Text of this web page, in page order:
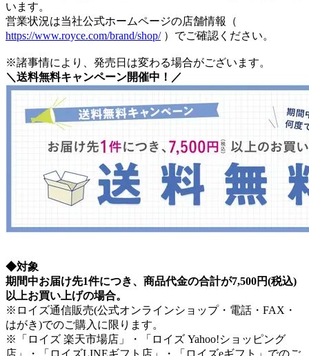
います。
営業状況は当社公式ホームページの店舗情報（
https://www.royce.com/brand/shop/）でご確認ください。
※諸事情により、発売日は変わる場合がございます。
＼送料無料キャンペーン開催中！／
◆対象
期間中お届け先1件につき、商品代金の合計が7,500円(税込)
以上お買い上げの場合。
※ロイズ通信販売(公式オンラインショップ・電話・FAX・
はがき)でのご購入に限ります。
※「ロイズ 楽天市場店」・「ロイズ Yahoo!ショッピング
店」・「ロイズLINEギフト店」・「ロイズeギフト」でのご